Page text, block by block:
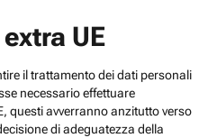
UE
il trattamento dei dati personali
necessario effettuare
questi avverranno anzitutto verso
di adeguatezza della